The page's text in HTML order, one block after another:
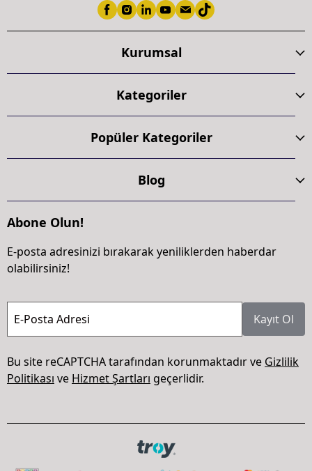
Kurumsal
Kategoriler
Popüler Kategoriler
Blog
Abone Olun!
E-posta adresinizi bırakarak yeniliklerden haberdar
olabilirsiniz!
E-Posta Adresi Kayıt Ol
Bu site reCAPTCHA tarafından korunmaktadır ve Gizlilik
Politikası ve Hizmet Şartları geçerlidir.